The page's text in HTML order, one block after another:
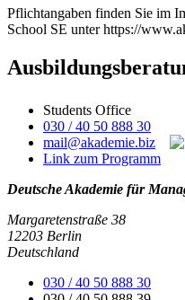
Pflichtangaben finden Sie im
School SE unter https://
Students Office
030 / 40 50 888 30
mail@akademie.biz
Link zum Programm
Deutsche Akademie für
Margaretenstraße 38
12203 Berlin
Deutschland
030 / 40 50 888 30